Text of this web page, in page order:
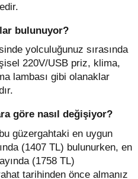
bulunuyor?
yolculuğunuz sırasında
220V/USB priz, klima,
lambası gibi olanaklar
göre nasıl değişiyor?
güzergahtaki en uygun
(1407 TL) bulunurken, en
(1758 TL)
tarihinden önce almanız